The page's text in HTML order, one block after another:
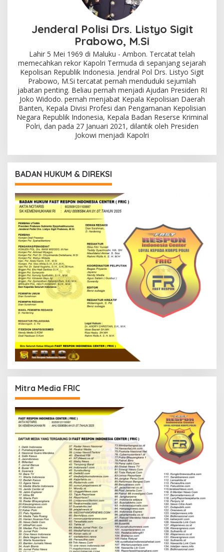
Jenderal Polisi Drs. Listyo Sigit
Prabowo, M.Si
Lahir 5 Mei 1969 di Maluku - Ambon. Tercatat telah
memecahkan rekor Kapolri Termuda di sepanjang sejarah
Kepolisan Republik Indonesia. Jendral Pol Drs. Listyo Sigit
Prabowo, M.Si tercatat pernah menduduki sejumlah
jabatan penting. Beliau pernah menjadi Ajudan Presiden RI
Joko Widodo. pernah menjabat Kepala Kepolisian Daerah
Banten, Kepala Divisi Profesi dan Pengamanan Kepolisian
Negara Republik Indonesia, Kepala Badan Reserse Kriminal
Polri, dan pada 27 Januari 2021, dilantik oleh Presiden
Jokowi menjadi Kapolri
BADAN HUKUM & DIREKSI
Mitra Media FRIC